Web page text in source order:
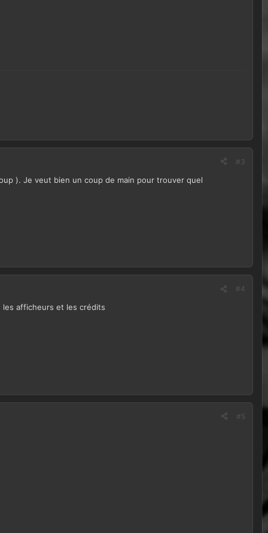
#3
). Je veut bien un coup de main pour trouver quel
#4
les afficheurs et les crédits
#5